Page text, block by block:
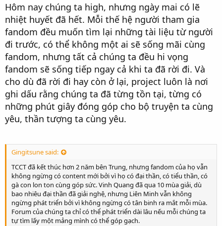
Hôm nay chúng ta high, nhưng ngày mai có lẽ
nhiệt huyết đã hết. Mỗi thế hệ người tham gia
fandom đều muốn tìm lại những tài liệu từ người
đi trước, có thể không một ai sẽ sống mãi cùng
fandom, nhưng tất cả chúng ta đều hi vọng
fandom sẽ sống tiếp ngay cả khi ta đã rời đi. Và
cho dù đã rời đi hay còn ở lại, project luôn là nơi
ghi dấu rằng chúng ta đã từng tồn tại, từng có
những phút giây đóng góp cho bộ truyện ta cùng
yêu, thần tượng ta cùng yêu.
Gingitsune said:
TCCT đã kết thúc hơn 2 năm bên Trung, nhưng fandom của họ vẫn
không ngừng có content mới bởi vì họ có đại thần, có tiểu thần, có
gà con lon ton cùng góp sức. Vinh Quang đã qua 10 mùa giải, dù
bao nhiêu đại thần đã giải nghệ, nhưng Liên Minh vẫn không
ngừng phát triển bởi vì không ngừng có tân binh ra mắt mỗi mùa.
Forum của chúng ta chỉ có thể phát triển dài lâu nếu mỗi chúng ta
tự tìm lấy một mảng mình có thể góp gạch.